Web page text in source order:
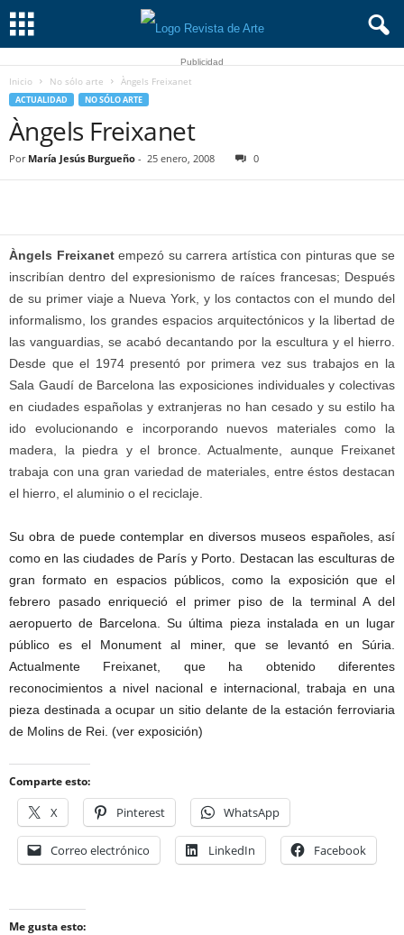
Publicidad
Inicio No sólo arte Àngels Freixanet
ACTUALIDAD NO SÓLO ARTE
Àngels Freixanet
Por María Jesús Burgueño - 25 enero, 2008 0
Àngels Freixanetempezó su carrera artística con pinturas que se
inscribían dentro del expresionismo de raíces francesas; Después
de su primer viaje a Nueva York, y los contactos con el mundo del
informalismo, los grandes espacios arquitectónicos y la libertad de
las vanguardias, se acabó decantando por la escultura y el hierro.
Desde que el 1974 presentó por primera vez sus trabajos en la
Sala Gaudí de Barcelona las exposiciones individuales y colectivas
en ciudades españolas y extranjeras no han cesado y su estilo ha
ido evolucionando e incorporando nuevos materiales como la
madera, la piedra y el bronce. Actualmente, aunque Freixanet
trabaja con una gran variedad de materiales, entre éstos destacan
el hierro, el aluminio o el reciclaje.
Su obra de puede contemplar en diversos museos españoles, así
como en las ciudades de París y Porto. Destacan las esculturas de
gran formato en espacios públicos, como la exposición que el
febrero pasado enriqueció el primer piso de la terminal A del
aeropuerto de Barcelona. Su última pieza instalada en un lugar
público es el Monument al miner, que se levantó en Súria.
Actualmente Freixanet, que ha obtenido diferentes
reconocimientos a nivel nacional e internacional, trabaja en una
pieza destinada a ocupar un sitio delante de la estación ferroviaria
de Molins de Rei. (ver exposición)
Comparte esto:
X Pinterest WhatsApp
Correo electrónico LinkedIn Facebook
Me gusta esto: